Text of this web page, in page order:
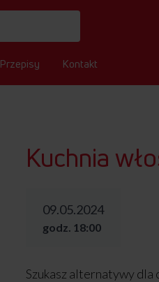
Przepisy Kontakt
Kuchnia
09.05.2024
godz. 18:00
Szukasz alternatywy dla